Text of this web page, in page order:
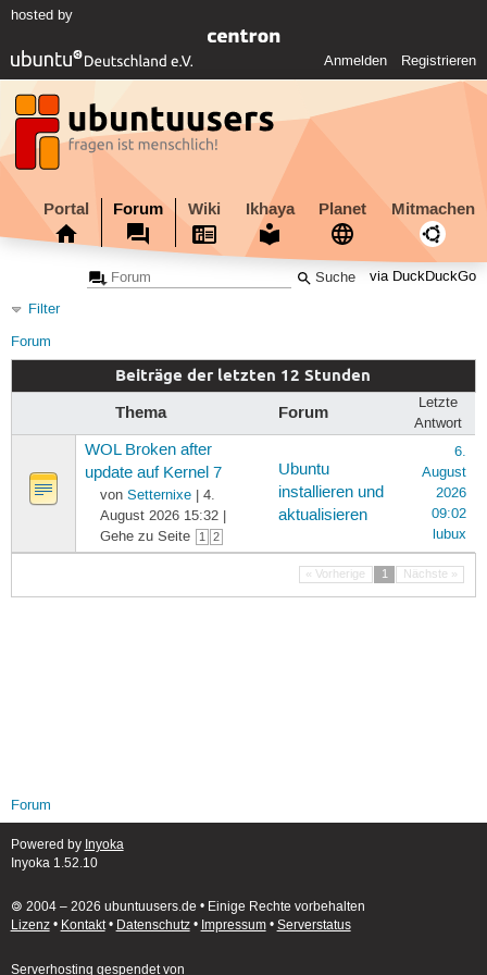
hosted by
Anmelden Registrieren
Portal Forum Wiki Ikhaya Planet Mitmachen
via DuckDuckGo
Filter
Forum
Beiträge der letzten 12 Stunden
Thema Forum
Letzte
Antwort
WOL Broken after
update auf Kernel 7
von Setternixe| 4.
August 2026 15:32 |
Gehe zu Seite
1 2
Ubuntu
installieren und
aktualisieren
6.
August
2026
09:02
lubux
« Vorherige 1 Nächste »
Forum
Powered by Inyoka
Inyoka 1.52.10
🄯 2004 – 2026 ubuntuusers.de • Einige Rechte vorbehalten
Lizenz• Kontakt• Datenschutz• Impressum• Serverstatus
Serverhosting gespendet von